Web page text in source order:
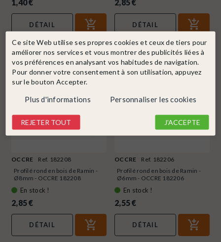
1,40 €
DÉTAIL
2,85 €
DÉTAIL
OCCRE
Ref. 182208
Profilé rond en bois de Ramin -
Ø8mm - OCCRE 182208
En stock !
2,85 €
DÉTAIL
OCCRE
Ref. 182206
Profilé rond en bois de Ramin -
Ø6mm - OCCRE 182206
En stock !
2,55 €
DÉTAIL
Ce site Web utilise ses propres cookies et ceux de tiers pour
améliorer nos services et vous montrer des publicités liées à
vos préférences en analysant vos habitudes de navigation.
Pour donner votre consentement à son utilisation, appuyez
sur le bouton Accepter.
Plus d'informations Personnaliser les cookies
REJETER TOUT J'ACCEPTE